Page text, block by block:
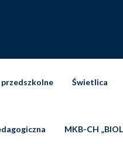
przedszkolne Świetlica
MKB-CH